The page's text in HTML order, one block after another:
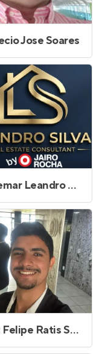
Jose Soares
Josemar Leandro da Silva
Luiz Felipe Ratis Santos